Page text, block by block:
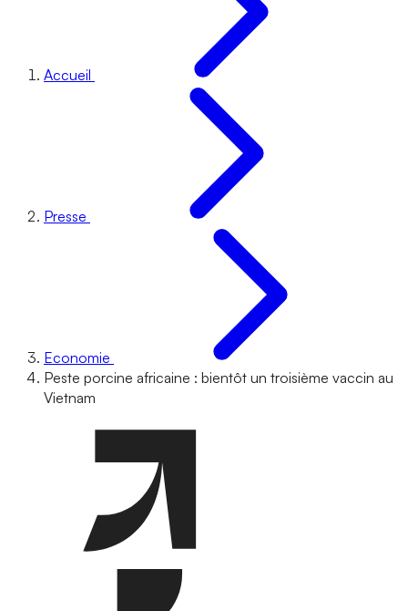
Accueil
Presse
Economie
Peste porcine africaine : bientôt un troisième vaccin au
Vietnam